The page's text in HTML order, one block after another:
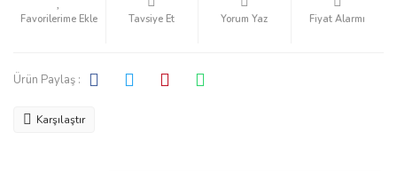
Tavsiye Et Yorum Yaz Fiyat Alarmı
Ürün Paylaş :
Karşılaştır